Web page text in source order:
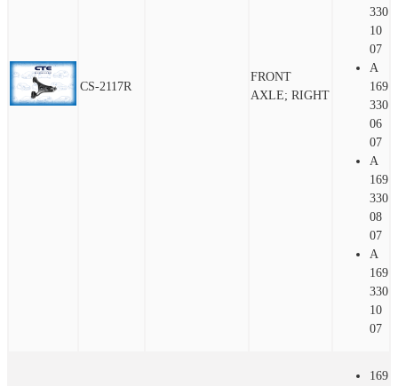
CS-2117R
FRONT
AXLE; RIGHT
330
10
07
A
169
330
06
07
A
169
330
08
07
A
169
330
10
07
169